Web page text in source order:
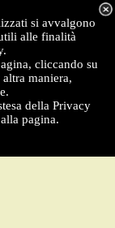
si avvalgono
alle finalità
cliccando su
maniera,
della Privacy
pagina.